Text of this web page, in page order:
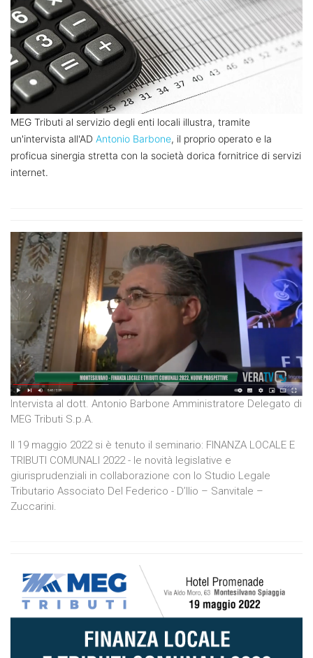
MEG Tributi al servizio degli enti locali illustra, tramite
un'intervista all'AD Antonio Barbone, il proprio operato e la
proficua sinergia stretta con la società dorica fornitrice di servizi
internet.
Intervista al dott. Antonio Barbone Amministratore Delegato di
MEG Tributi S.p.A.
Il 19 maggio 2022 si è tenuto il seminario: FINANZA LOCALE E
TRIBUTI COMUNALI 2022 - le novità legislative e
giurisprudenziali in collaborazione con lo Studio Legale
Tributario Associato Del Federico - D’Ilio – Sanvitale –
Zuccarini.